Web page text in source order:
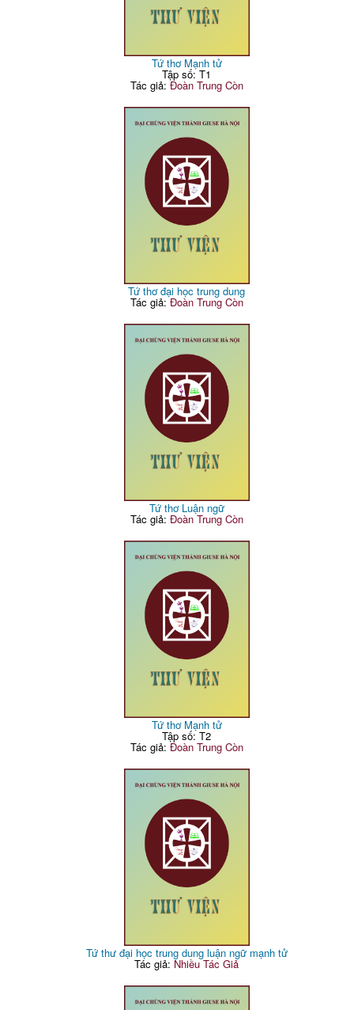
Tứ thơ Mạnh tử
Tập số: T1
Tác giả: Đoàn Trung Còn
Tứ thơ đại học trung dung
Tác giả:Đoàn Trung Còn
Tứ thơ Luận ngữ
Tác giả: Đoàn Trung Còn
Tứ thơ Mạnh tử
Tập số: T2
Tác giả: Đoàn Trung Còn
Tứ thư đại học trung dung luận ngữ mạnh tử
Tác giả:Nhiều Tác Giả